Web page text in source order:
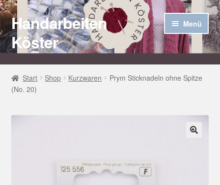
Zur
Navigation
springen
Zum
Inhalt
springen
Handarbeiten
Köster
Menü
Startseite
Über uns
Aktuelles
Start Shop Kurzwaren
Prym Sticknadeln ohne Spitze
(No. 20)